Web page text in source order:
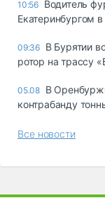
10:56 Водитель
Екатеринбургом
09:36 В Бурятии
ротор на трассу
05.08 В
контрабанду
Все новости